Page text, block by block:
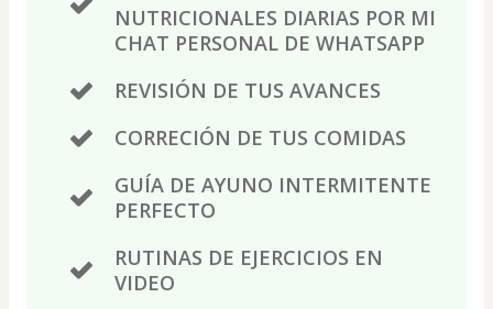
NUTRICIONALES DIARIAS POR MI
CHAT PERSONAL DE WHATSAPP
REVISIÓN DE TUS AVANCES
CORRECIÓN DE TUS COMIDAS
GUÍA DE AYUNO INTERMITENTE
PERFECTO
RUTINAS DE EJERCICIOS EN
VIDEO